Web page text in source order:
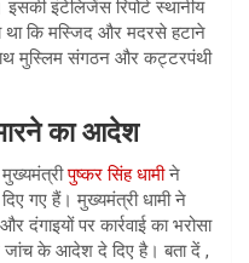
इंटेलिजेंस रिपोर्ट स्थानीय
था कि मस्जिद और मदरसे हटाने
मुस्लिम संगठन और कट्टरपंथी
का आदेश
मुख्यमंत्रीपुष्कर सिंह धामीने
गए हैं। मुख्यमंत्री धामी ने
पर कार्रवाई का भरोसा
जांच के आदेश दे दिए है। बता दें ,